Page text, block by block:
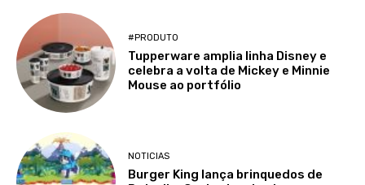
#PRODUTO
Tupperware amplia linha Disney e
celebra a volta de Mickey e Minnie
Mouse ao portfólio
NOTICIAS
Burger King lança brinquedos de